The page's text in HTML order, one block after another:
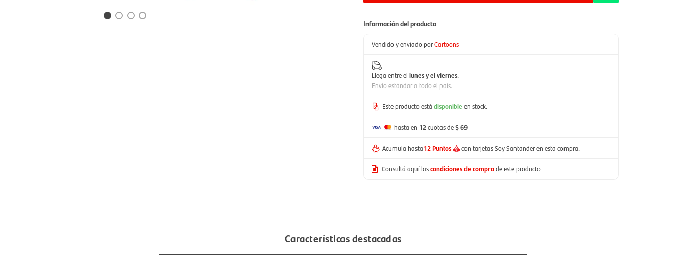
Información del producto
Vendido y enviado porCartoons
Llega entre el lunes y el viernes.
Envío estándar a todo el país.
Este producto está disponible en stock.
hasta en 12cuotas de$ 69
Acumula hasta12 Puntos con tarjetas Soy Santander en esta compra.
Consultá aquí lascondiciones de comprade este producto
Características destacadas